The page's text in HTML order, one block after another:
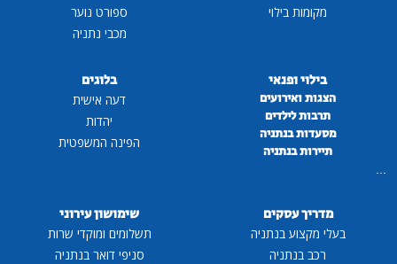
מקומות בילוי
ספורט נוער
מכבי נתניה
בילוי ופנאי
הצגות ואירועים
תרבות לילדים
מסעדות בנתניה
תיירות בנתניה
בלוגים
דעה אישית
יהדות
הפינה המשפטית
מדריך עסקים
בעלי מקצוע בנתניה
רכב בנתניה
שימושון עירוני
תשלומים ומוקדי שרות
סניפי דואר בנתניה